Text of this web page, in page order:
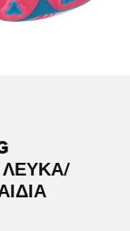
ΛΕΥΚΆ/